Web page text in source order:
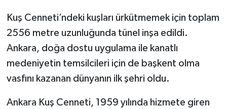
Kuş Cenneti’ndeki kuşları ürkütmemek için toplam
2556 metre uzunluğunda tünel inşa edildi.
Ankara, doğa dostu uygulama ile kanatlı
medeniyetin temsilcileri için de başkent olma
vasfını kazanan dünyanın ilk şehri oldu.
Ankara Kuş Cenneti, 1959 yılında hizmete giren